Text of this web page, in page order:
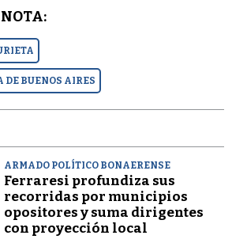
BUENOS AIRES
ARMADO POLÍTICO BONAERENSE
Ferraresi profundiza sus
recorridas por municipios
opositores y suma dirigentes
con proyección local